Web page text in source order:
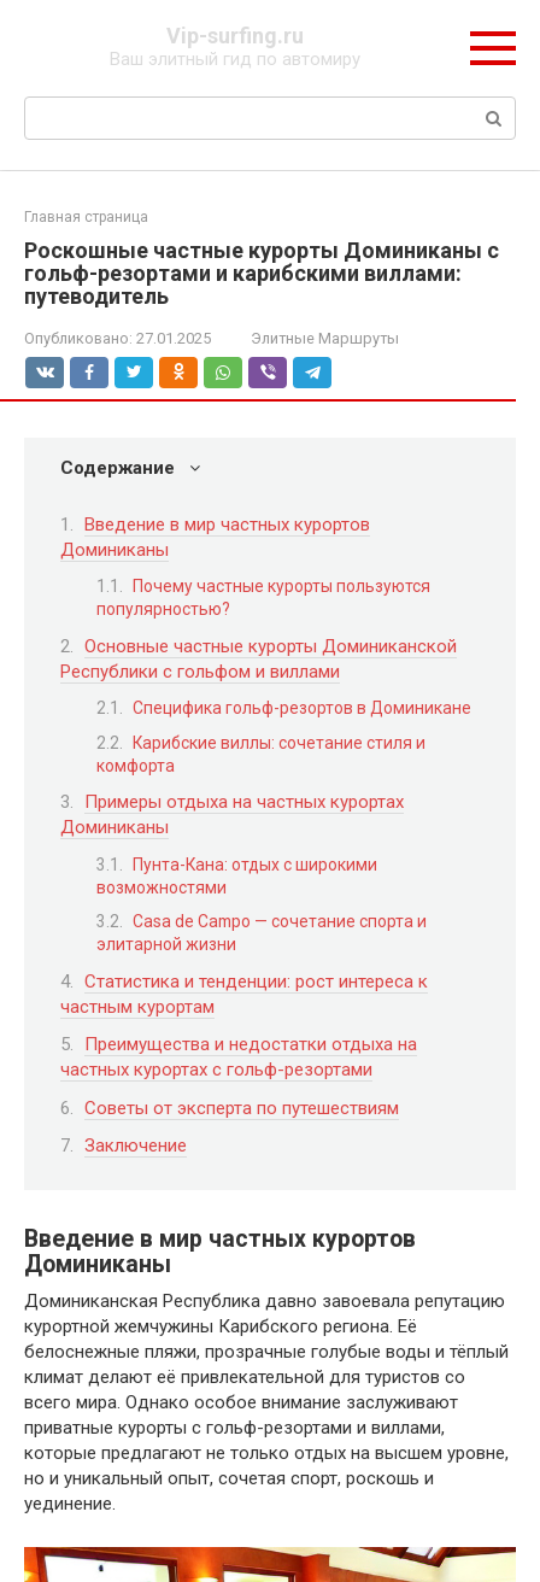
Vip-surfing.ru
Ваш элитный гид по автомиру
Поиск:
Главная страница
Роскошные частные курорты Доминиканы с
гольф-резортами и карибскими виллами:
путеводитель
Опубликовано: 27.01.2025 Элитные Маршруты
Содержание
Введение в мир частных курортов
Доминиканы
Почему частные курорты пользуются
популярностью?
Основные частные курорты Доминиканской
Республики с гольфом и виллами
Специфика гольф-резортов в Доминикане
Карибские виллы: сочетание стиля и
комфорта
Примеры отдыха на частных курортах
Доминиканы
Пунта-Кана: отдых с широкими
возможностями
Casa de Campo — сочетание спорта и
элитарной жизни
Статистика и тенденции: рост интереса к
частным курортам
Преимущества и недостатки отдыха на
частных курортах с гольф-резортами
Советы от эксперта по путешествиям
Заключение
Введение в мир частных курортов
Доминиканы
Доминиканская Республика давно завоевала репутацию
курортной жемчужины Карибского региона. Её
белоснежные пляжи, прозрачные голубые воды и тёплый
климат делают её привлекательной для туристов со
всего мира. Однако особое внимание заслуживают
приватные курорты с гольф-резортами и виллами,
которые предлагают не только отдых на высшем уровне,
но и уникальный опыт, сочетая спорт, роскошь и
уединение.